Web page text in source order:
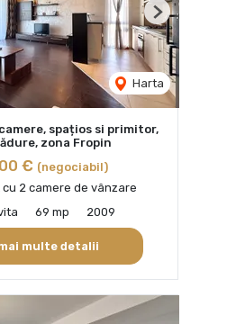
Harta
Next
spațios si primitor,
zona Fropin
€ (negociabil)
2 camere de vânzare
69 mp 2009
multe detalii